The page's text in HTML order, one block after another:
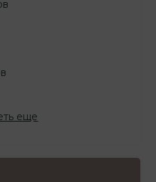
еще